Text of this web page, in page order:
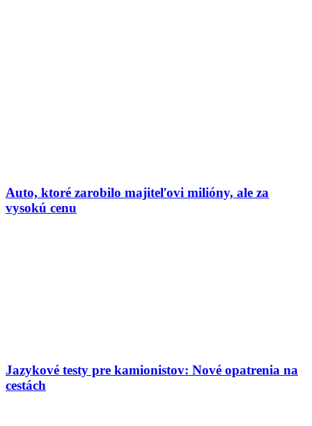
Auto, ktoré zarobilo majiteľovi milióny, ale za
vysokú cenu
Jazykové testy pre kamionistov: Nové opatrenia na
cestách